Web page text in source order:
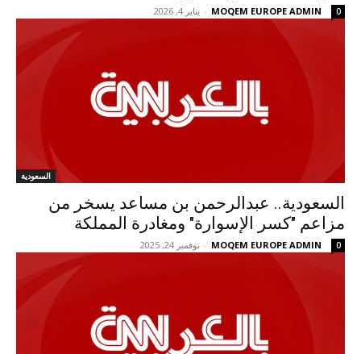
MOQEM EUROPE ADMIN
- يناير 4, 2026 0
السعودية
السعودية.. عبدالرحمن بن مساعد يسخر من
مزاعم "كسر الإسوارة" ومغادرة المملكة
MOQEM EUROPE ADMIN
- نوفمبر 24, 2025 0